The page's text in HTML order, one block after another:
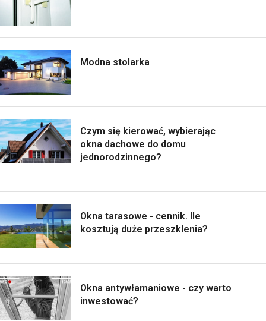
Modna stolarka
Czym się kierować, wybierając
okna dachowe do domu
jednorodzinnego?
Okna tarasowe - cennik. Ile
kosztują duże przeszklenia?
Okna antywłamaniowe - czy warto
inwestować?